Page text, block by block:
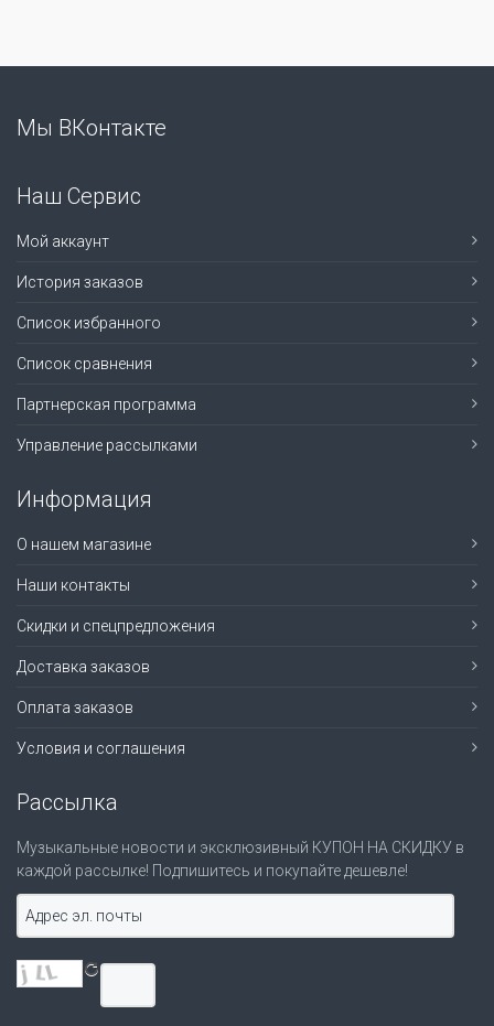
Мы ВКонтакте
Наш Сервис
Мой аккаунт
История заказов
Список избранного
Список сравнения
Партнерская программа
Управление рассылками
Информация
О нашем магазине
Наши контакты
Скидки и спецпредложения
Доставка заказов
Оплата заказов
Условия и соглашения
Рассылка
Музыкальные новости и эксклюзивный КУПОН НА СКИДКУ в
каждой рассылке! Подпишитесь и покупайте дешевле!